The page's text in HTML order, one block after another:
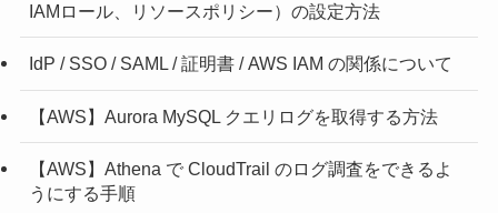
IAMロール、リソースポリシー）の設定方法
IdP / SSO / SAML / 証明書 / AWS IAM の関係について
【AWS】Aurora MySQL クエリログを取得する方法
【AWS】Athena で CloudTrail のログ調査をできるよ
うにする手順